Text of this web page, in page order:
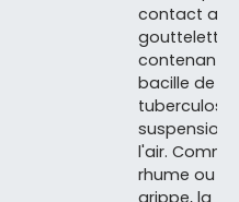
contact
gouttelettes
contenant le
bacille de la
tuberculose
suspension
l'air.
rhume ou la
grippe, la